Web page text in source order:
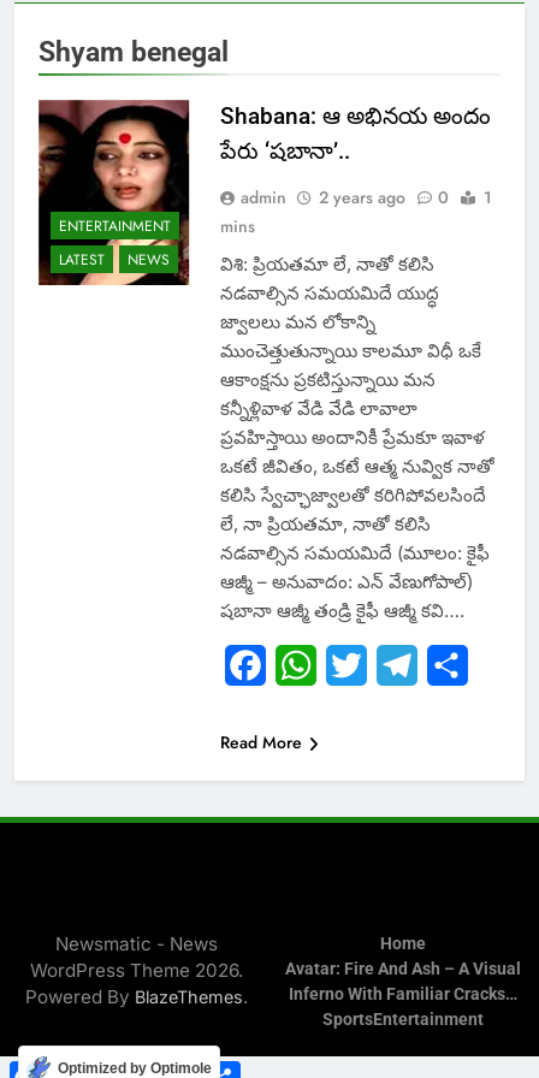
Shyam benegal
ENTERTAINMENT
LATEST
NEWS
Shabana: ఆ అభినయ అందం
పేరు ‘షబానా’..
admin 2 years ago 0
1
mins
విశి: ప్రియతమా లే, నాతో కలిసి
నడవాల్సిన సమయమిదే యుద్ధ
జ్వాలలు మన లోకాన్ని
ముంచెత్తుతున్నాయి కాలమూ విధీ ఒకే
ఆకాంక్షను ప్రకటిస్తున్నాయి మన
కన్నీళ్లివాళ వేడి వేడి లావాలా
ప్రవహిస్తాయి అందానికీ ప్రేమకూ ఇవాళ
ఒకటే జీవితం, ఒకటే ఆత్మ నువ్విక నాతో
కలిసి స్వేచ్ఛాజ్వాలతో కరిగిపోవలసిందే
లే, నా ప్రియతమా, నాతో కలిసి
నడవాల్సిన సమయమిదే (మూలం: కైఫీ
ఆజ్మీ – అనువాదం: ఎన్ వేణుగోపాల్)
షబానా ఆజ్మీ తండ్రి కైఫీ ఆజ్మీ కవి….
FacebookWhatsApp
Twitter Telegram
Read More
Newsmatic - News
WordPress Theme 2026.
Powered By BlazeThemes.
Home
Avatar: Fire And Ash – A Visual
Inferno With Familiar Cracks…
SportsEntertainment
FacebookWhatsApp
TwitterTelegram
Optimized by Optimole